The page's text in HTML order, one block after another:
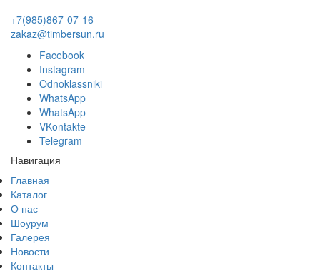
+7(985)867-07-16
zakaz@timbersun.ru
Facebook
Instagram
Odnoklassniki
WhatsApp
WhatsApp
VKontakte
Telegram
Навигация
Главная
Каталог
О нас
Шоурум
Галерея
Новости
Контакты